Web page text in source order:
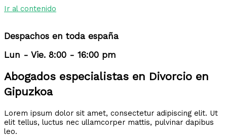
Ir al contenido
Despachos en toda españa
Lun - Vie. 8:00 - 16:00 pm
Abogados especialistas en Divorcio en
Gipuzkoa
Lorem ipsum dolor sit amet, consectetur adipiscing elit. Ut
elit tellus, luctus nec ullamcorper mattis, pulvinar dapibus
leo.